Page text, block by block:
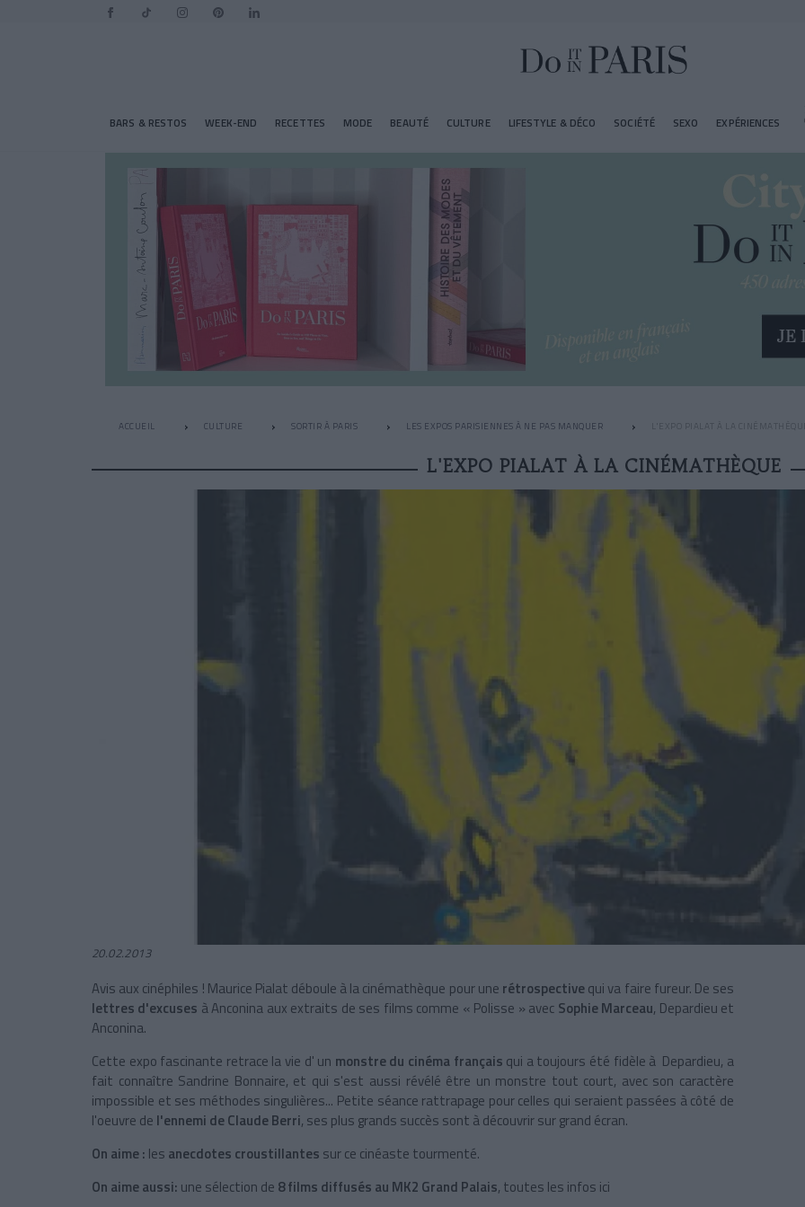
BARS & RESTOS WEEK-END RECETTES MODE BEAUTÉ CULTURE LIFESTYLE & DÉCO SOCIÉTÉ SEXO EXPÉRIENCES
ACCUEIL CULTURE SORTIR À PARIS LES EXPOS PARISIENNES À NE PAS MANQUER L'EXPO PIALAT À LA
L'EXPO PIALAT À LA CINÉMATHÈQUE
20.02.2013
Avis aux cinéphiles ! Maurice Pialat déboule à la cinémathèque pour une rétrospectivequi va faire fureur. De ses
lettres d'excuses à Anconina aux extraits de ses films comme « Polisse » avec Sophie Marceau, Depardieu et
Anconina.
Cette expo fascinante retrace la vie d' un monstre du cinéma français qui a toujours été fidèle à Depardieu, a
fait connaître Sandrine Bonnaire, et qui s'est aussi révélé être un monstre tout court, avec son caractère
impossible et ses méthodes singulières... Petite séance rattrapage pour celles qui seraient passées à côté de
l'oeuvre de l'ennemi de Claude Berri, ses plus grands succès sont à découvrir sur grand écran.
On aime : les anecdotes croustillantes sur ce cinéaste tourmenté.
On aime aussi: une sélection de 8 films diffusés au MK2 Grand Palais, toutes les infos ici